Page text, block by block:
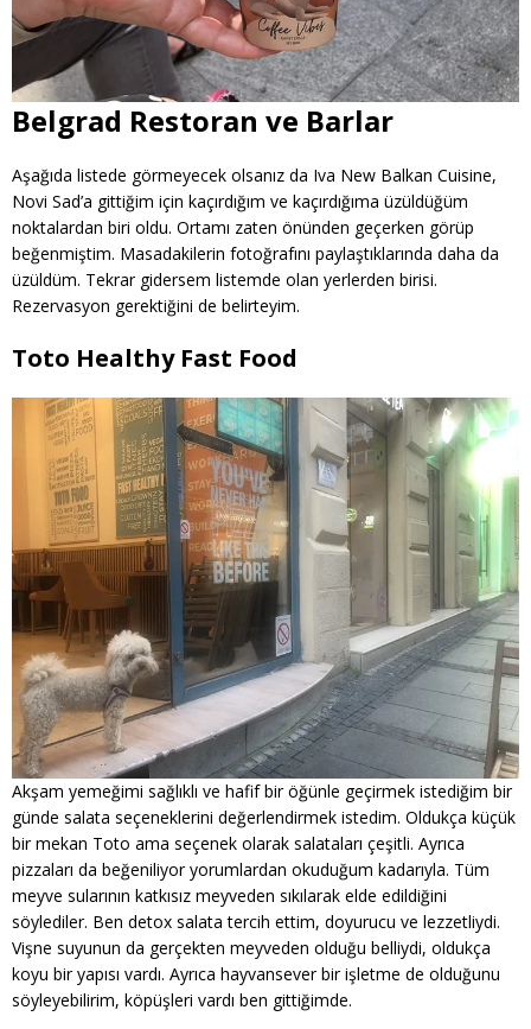
Belgrad Restoran ve Barlar
Aşağıda listede görmeyecek olsanız da Iva New Balkan Cuisine,
Novi Sad’a gittiğim için kaçırdığım ve kaçırdığıma üzüldüğüm
noktalardan biri oldu. Ortamı zaten önünden geçerken görüp
beğenmiştim. Masadakilerin fotoğrafını paylaştıklarında daha da
üzüldüm. Tekrar gidersem listemde olan yerlerden birisi.
Rezervasyon gerektiğini de belirteyim.
Toto Healthy Fast Food
Akşam yemeğimi sağlıklı ve hafif bir öğünle geçirmek istediğim bir
günde salata seçeneklerini değerlendirmek istedim. Oldukça küçük
bir mekan Toto ama seçenek olarak salataları çeşitli. Ayrıca
pizzaları da beğeniliyor yorumlardan okuduğum kadarıyla. Tüm
meyve sularının katkısız meyveden sıkılarak elde edildiğini
söylediler. Ben detox salata tercih ettim, doyurucu ve lezzetliydi.
Vişne suyunun da gerçekten meyveden olduğu belliydi, oldukça
koyu bir yapısı vardı. Ayrıca hayvansever bir işletme de olduğunu
söyleyebilirim, köpüşleri vardı ben gittiğimde.